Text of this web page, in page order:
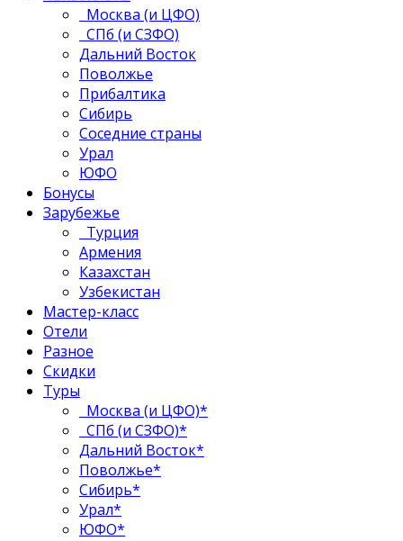
Москва (и ЦФО)
СПб (и СЗФО)
Дальний Восток
Поволжье
Прибалтика
Сибирь
Соседние страны
Урал
ЮФО
Бонусы
Зарубежье
Турция
Армения
Казахстан
Узбекистан
Мастер-класс
Отели
Разное
Скидки
Туры
Москва (и ЦФО)*
СПб (и СЗФО)*
Дальний Восток*
Поволжье*
Сибирь*
Урал*
ЮФО*